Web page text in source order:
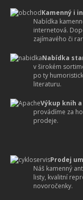
Kamenný i
Nabídka
internetová.
zajímavého či
Nabídka
v širokém
po ty
literaturu.
Výkup knih
provádíme za
prodeje.
Prodej
Náš kamenný
listy, kvalitní
novoročenky.